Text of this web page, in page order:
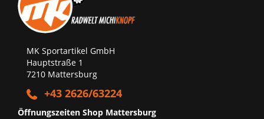
MK Sportartikel GmbH
Hauptstraße 1
7210 Mattersburg
+43 2626/63224
Öffnungszeiten Shop Mattersburg